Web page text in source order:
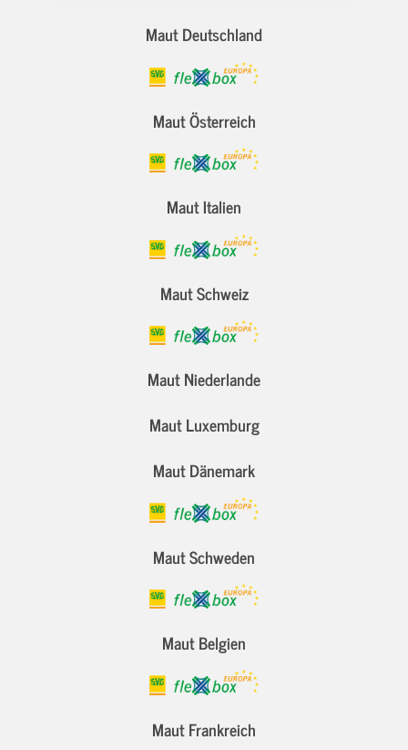
Maut Deutschland
Maut Österreich
Maut Italien
Maut Schweiz
Maut Niederlande
Maut Luxemburg
Maut Dänemark
Maut Schweden
Maut Belgien
Maut Frankreich